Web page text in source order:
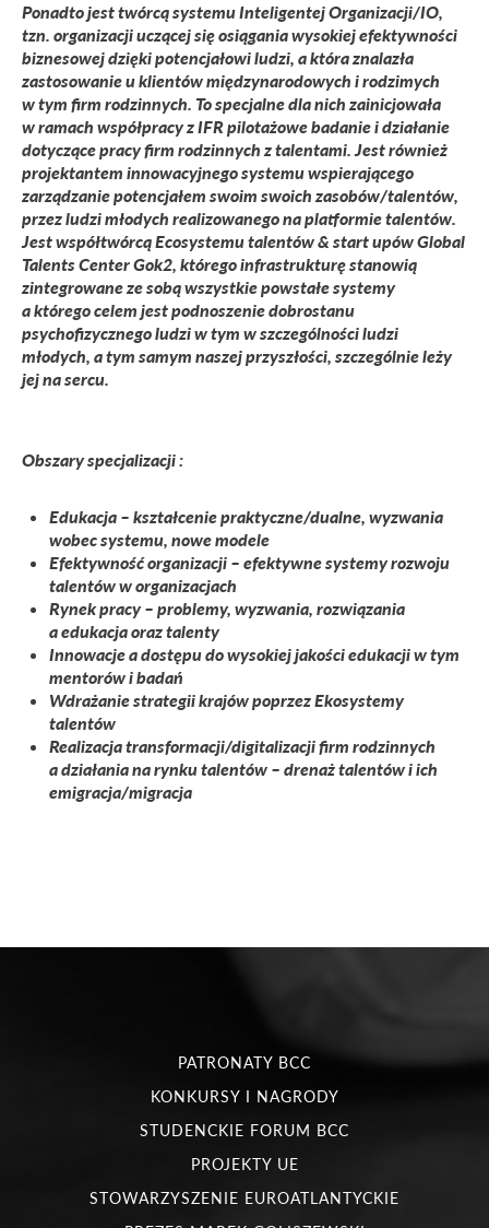
Ponadto jest twórcą systemu Inteligentej Organizacji/IO,
tzn. organizacji uczącej się osiągania wysokiej efektywności
biznesowej dzięki potencjałowi ludzi, a która znalazła
zastosowanie u klientów międzynarodowych i rodzimych
w tym firm rodzinnych. To specjalne dla nich zainicjowała
w ramach współpracy z IFR pilotażowe badanie i działanie
dotyczące pracy firm rodzinnych z talentami. Jest również
projektantem innowacyjnego systemu wspierającego
zarządzanie potencjałem swoim swoich zasobów/talentów,
przez ludzi młodych realizowanego na platformie talentów.
Jest współtwórcą Ecosystemu talentów & start upów Global
Talents Center Gok2, którego infrastrukturę stanowią
zintegrowane ze sobą wszystkie powstałe systemy
a którego celem jest podnoszenie dobrostanu
psychofizycznego ludzi w tym w szczególności ludzi
młodych, a tym samym naszej przyszłości, szczególnie leży
jej na sercu.
Obszary specjalizacji :
Edukacja – kształcenie praktyczne/dualne, wyzwania
wobec systemu, nowe modele
Efektywność organizacji – efektywne systemy rozwoju
talentów w organizacjach
Rynek pracy – problemy, wyzwania, rozwiązania
a edukacja oraz talenty
Innowacje a dostępu do wysokiej jakości edukacji w tym
mentorów i badań
Wdrażanie strategii krajów poprzez Ekosystemy
talentów
Realizacja transformacji/digitalizacji firm rodzinnych
a działania na rynku talentów – drenaż talentów i ich
emigracja/migracja
PATRONATY BCC
KONKURSY I NAGRODY
STUDENCKIE FORUM BCC
PROJEKTY UE
STOWARZYSZENIE EUROATLANTYCKIE